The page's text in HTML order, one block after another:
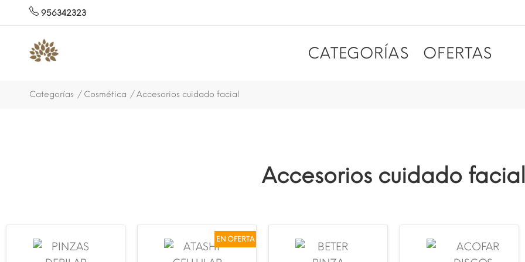
956342323
CATEGORÍAS OFERTAS
Categorías Cosmética Accesorios cuidado facial
Accesorios cuidado facial
EN OFERTA